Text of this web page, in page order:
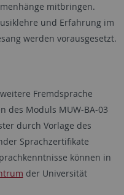
mitbringen.
und Erfahrung im
werden vorausgesetzt.
Fremdsprache
des Moduls MUW-BA-03
durch Vorlage des
Sprachzertifikate
können in
der Universität